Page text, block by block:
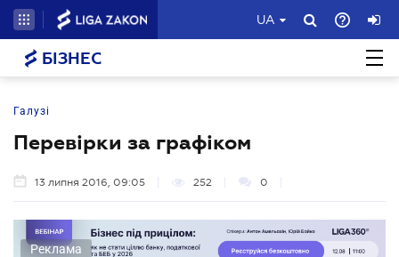
UA
БІЗНЕС
Галузі
Перевірки за графіком
13 липня 2016, 09:05 252 0
Реклама